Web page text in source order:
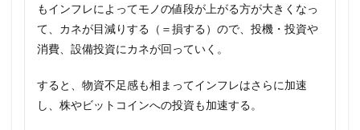
もインフレによってモノの値段が上がる方が大きくなっ
て、カネが目減りする（＝損する）ので、投機・投資や
消費、設備投資にカネが回っていく。
すると、物資不足感も相まってインフレはさらに加速
し、株やビットコインへの投資も加速する。